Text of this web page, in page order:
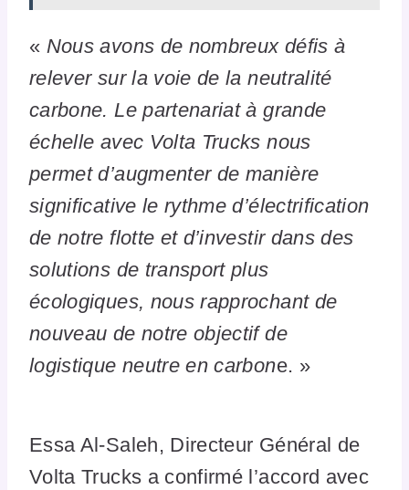
« Nous avons de nombreux défis à
relever sur la voie de la neutralité
carbone. Le partenariat à grande
échelle avec Volta Trucks nous
permet d’augmenter de manière
significative le rythme d’électrification
de notre flotte et d’investir dans des
solutions de transport plus
écologiques, nous rapprochant de
nouveau de notre objectif de
logistique neutre en carbone. »
Essa Al-Saleh, Directeur Général de
Volta Trucks a confirmé l’accord avec